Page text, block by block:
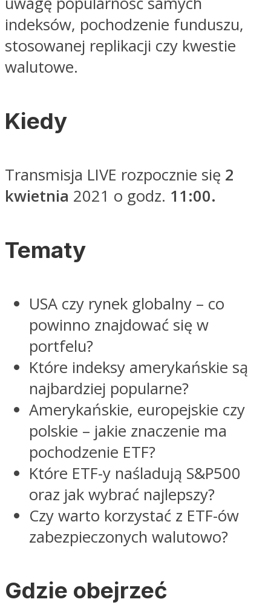
indeksów, pochodzenie funduszu,
stosowanej replikacji czy kwestie
walutowe.
Kiedy
Transmisja LIVE rozpocznie się 2
kwietnia 2021 o godz. 11:00.
Tematy
USA czy rynek globalny – co
powinno znajdować się w
portfelu?
Które indeksy amerykańskie są
najbardziej popularne?
Amerykańskie, europejskie czy
polskie – jakie znaczenie ma
pochodzenie ETF?
Które ETF-y naśladują S&P500
oraz jak wybrać najlepszy?
Czy warto korzystać z ETF-ów
zabezpieczonych walutowo?
Gdzie obejrzeć